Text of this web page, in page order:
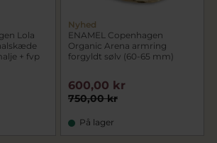
Lola
+ fvp
Nyhed
ENAMEL Copenhagen
Organic Arena armring
forgyldt sølv (60-65 mm)
750,00 kr
600,00 kr
På lager